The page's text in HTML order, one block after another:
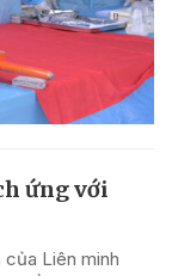
ứng với
Liên minh